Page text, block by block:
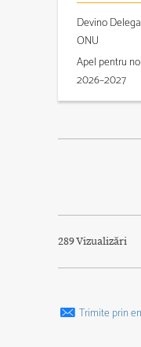
Devino
ONU
Apel pentru
2026–2027
289 Vizualizări
Trimite prin